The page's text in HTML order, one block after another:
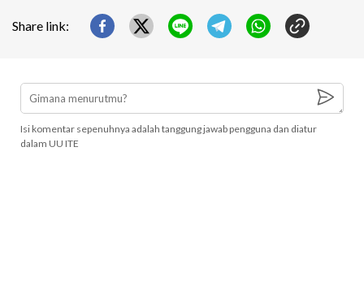
Share link:
Isi komentar sepenuhnya adalah tanggung jawab pengguna dan diatur
dalam UU ITE